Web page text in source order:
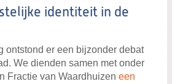
identiteit in de
ontstond er een bijzonder debat
We dienden samen met onder
Fractie van Waardhuizen een